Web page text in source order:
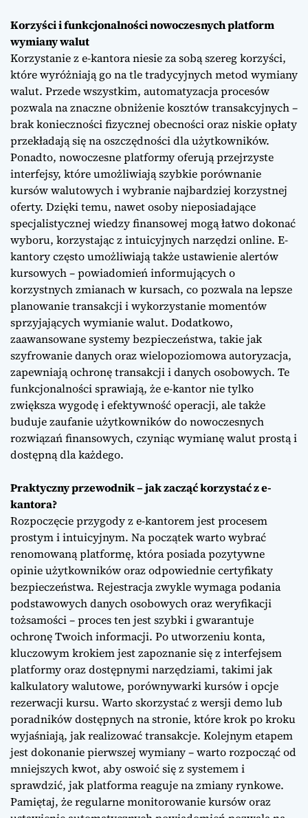
Korzyści i funkcjonalności nowoczesnych platform
wymiany walut
Korzystanie z e-kantora niesie za sobą szereg korzyści,
które wyróżniają go na tle tradycyjnych metod wymiany
walut. Przede wszystkim, automatyzacja procesów
pozwala na znaczne obniżenie kosztów transakcyjnych –
brak konieczności fizycznej obecności oraz niskie opłaty
przekładają się na oszczędności dla użytkowników.
Ponadto, nowoczesne platformy oferują przejrzyste
interfejsy, które umożliwiają szybkie porównanie
kursów walutowych i wybranie najbardziej korzystnej
oferty. Dzięki temu, nawet osoby nieposiadające
specjalistycznej wiedzy finansowej mogą łatwo dokonać
wyboru, korzystając z intuicyjnych narzędzi online. E-
kantory często umożliwiają także ustawienie alertów
kursowych – powiadomień informujących o
korzystnych zmianach w kursach, co pozwala na lepsze
planowanie transakcji i wykorzystanie momentów
sprzyjających wymianie walut. Dodatkowo,
zaawansowane systemy bezpieczeństwa, takie jak
szyfrowanie danych oraz wielopoziomowa autoryzacja,
zapewniają ochronę transakcji i danych osobowych. Te
funkcjonalności sprawiają, że e-kantor nie tylko
zwiększa wygodę i efektywność operacji, ale także
buduje zaufanie użytkowników do nowoczesnych
rozwiązań finansowych, czyniąc wymianę walut prostą i
dostępną dla każdego.
Praktyczny przewodnik – jak zacząć korzystać z e-
kantora?
Rozpoczęcie przygody z e-kantorem jest procesem
prostym i intuicyjnym. Na początek warto wybrać
renomowaną platformę, która posiada pozytywne
opinie użytkowników oraz odpowiednie certyfikaty
bezpieczeństwa. Rejestracja zwykle wymaga podania
podstawowych danych osobowych oraz weryfikacji
tożsamości – proces ten jest szybki i gwarantuje
ochronę Twoich informacji. Po utworzeniu konta,
kluczowym krokiem jest zapoznanie się z interfejsem
platformy oraz dostępnymi narzędziami, takimi jak
kalkulatory walutowe, porównywarki kursów i opcje
rezerwacji kursu. Warto skorzystać z wersji demo lub
poradników dostępnych na stronie, które krok po kroku
wyjaśniają, jak realizować transakcje. Kolejnym etapem
jest dokonanie pierwszej wymiany – warto rozpocząć od
mniejszych kwot, aby oswoić się z systemem i
sprawdzić, jak platforma reaguje na zmiany rynkowe.
Pamiętaj, że regularne monitorowanie kursów oraz